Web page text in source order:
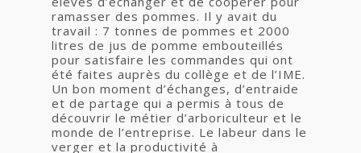
ramasser des pommes. Il y avait du
travail : 7 tonnes de pommes et 2000
litres de jus de pomme embouteillés
pour satisfaire les commandes qui ont
été faites auprès du collège et de l’IME.
Un bon moment d’échanges, d’entraide
et de partage qui a permis à tous de
découvrir le métier d’arboriculteur et le
monde de l’entreprise. Le labeur dans le
verger et la productivité à